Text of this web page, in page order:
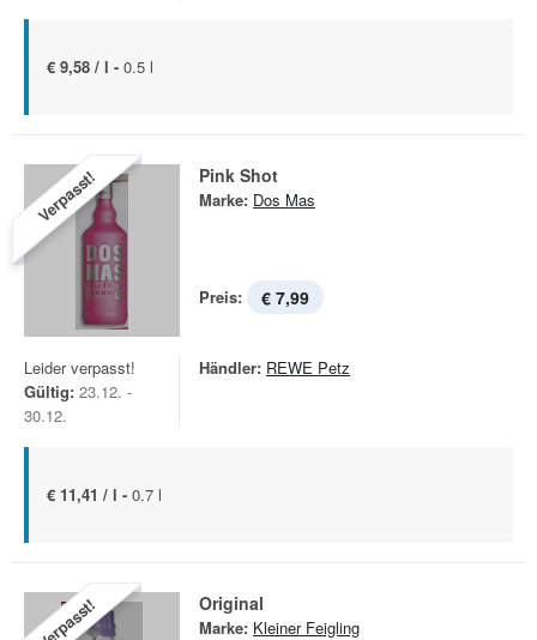
€ 9,58 / l - 0.5 l
Verpasst! Pink Shot
Marke: Dos Mas
Preis: € 7,99
Leider verpasst!
Gültig: 23.12. -
30.12.
Händler: REWE Petz
€ 11,41 / l - 0.7 l
Verpasst! Original
Marke: Kleiner Feigling